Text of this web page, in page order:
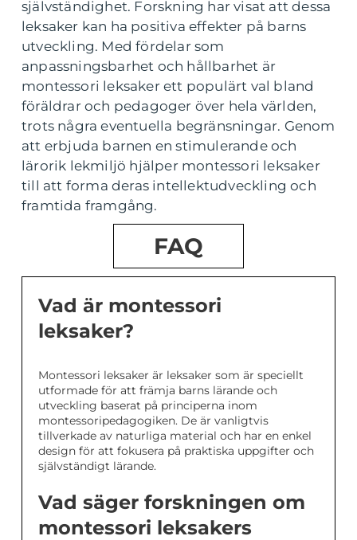
självständighet. Forskning har visat att dessa
leksaker kan ha positiva effekter på barns
utveckling. Med fördelar som
anpassningsbarhet och hållbarhet är
montessori leksaker ett populärt val bland
föräldrar och pedagoger över hela världen,
trots några eventuella begränsningar. Genom
att erbjuda barnen en stimulerande och
lärorik lekmiljö hjälper montessori leksaker
till att forma deras intellektudveckling och
framtida framgång.
FAQ
Vad är montessori
leksaker?
Montessori leksaker är leksaker som är speciellt
utformade för att främja barns lärande och
utveckling baserat på principerna inom
montessoripedagogiken. De är vanligtvis
tillverkade av naturliga material och har en enkel
design för att fokusera på praktiska uppgifter och
självständigt lärande.
Vad säger forskningen om
montessori leksakers